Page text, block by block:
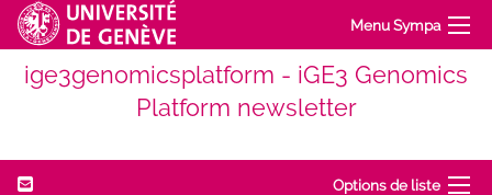
Menu Sympa
ige3genomicsplatform - iGE3 Genomics
Platform newsletter
Options de liste